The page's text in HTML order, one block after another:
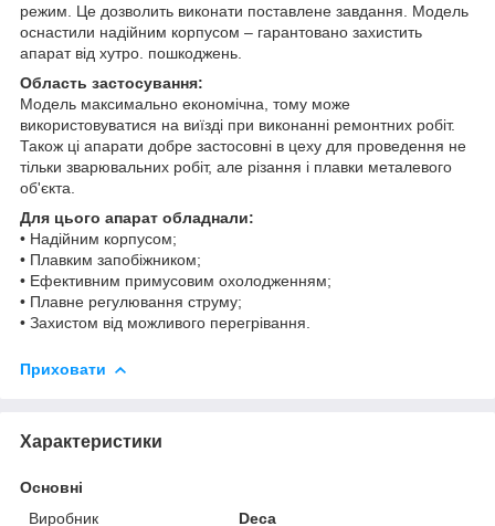
режим. Це дозволить виконати поставлене завдання. Модель
оснастили надійним корпусом – гарантовано захистить
апарат від хутро. пошкоджень.
Область застосування:
Модель максимально економічна, тому може
використовуватися на виїзді при виконанні ремонтних робіт.
Також ці апарати добре застосовні в цеху для проведення не
тільки зварювальних робіт, але різання і плавки металевого
об'єкта.
Для цього апарат обладнали:
• Надійним корпусом;
• Плавким запобіжником;
• Ефективним примусовим охолодженням;
• Плавне регулювання струму;
• Захистом від можливого перегрівання.
Приховати
Характеристики
Основні
Виробник
Deca